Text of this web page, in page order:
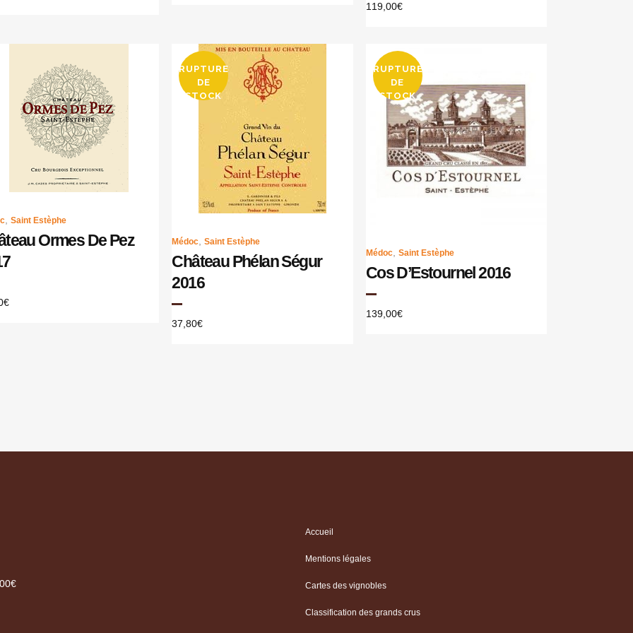
119,00€
Saint Estèphe
Ormes De Pez
€
RUPTURE
DE
STOCK
Médoc ,Saint Estèphe
Château Phélan Ségur
2016
37,80€
RUPTURE
DE
STOCK
Médoc, Saint Estèphe
Cos D’Estournel 2016
139,00€
Accueil
Mentions légales
Cartes des vignobles
Classification des grands crus